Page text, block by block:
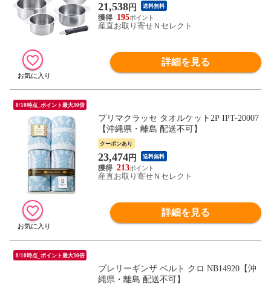
21,538円 送料無料
195
産直お取り寄せＮセレクト
詳細を見る
8/10時点_ポイント最大30倍
プリマクラッセ タオルケット2P IPT-20007
【沖縄県・離島 配送不可】
クーポンあり
23,474円 送料無料
213
産直お取り寄せＮセレクト
詳細を見る
8/10時点_ポイント最大30倍
プレリーギンザ ベルト クロ NB14920【沖
縄県・離島 配送不可】